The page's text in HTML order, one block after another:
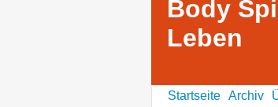
Body
Leben
Startseite Archiv